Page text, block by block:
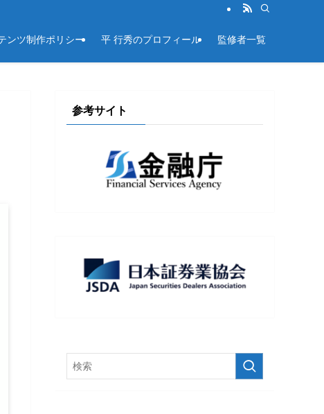
ンツ制作ポリシー 平 行秀のプロフィール 監修者一覧
参考サイト